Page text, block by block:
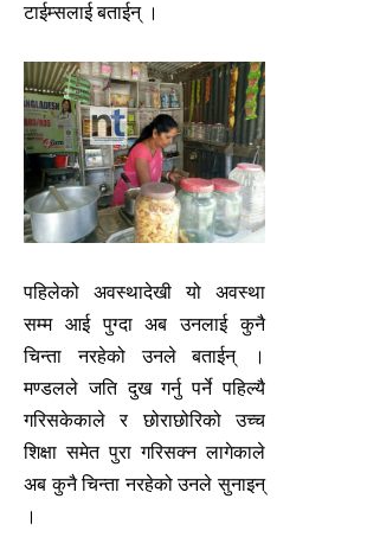
टाईम्सलाई बताईन् ।
पहिलेको अवस्थादेखी यो अवस्था
सम्म आई पुग्दा अब उनलाई कुनै
चिन्ता नरहेको उनले बताईन् ।
मण्डलले जति दुख गर्नु पर्ने पहिल्यै
गरिसकेकाले र छोराछोरिको उच्च
शिक्षा समेत पुरा गरिसक्न लागेकाले
अब कुनै चिन्ता नरहेको उनले सुनाइन्
।